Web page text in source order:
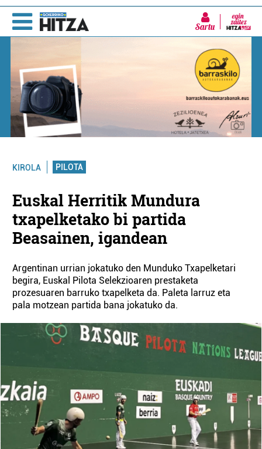
Sartu
KIROLA PILOTA
Euskal Herritik Mundura
txapelketako bi partida
Beasainen, igandean
Argentinan urrian jokatuko den Munduko Txapelketari
begira, Euskal Pilota Selekzioaren prestaketa
prozesuaren barruko txapelketa da. Paleta larruz eta
pala motzean partida bana jokatuko da.